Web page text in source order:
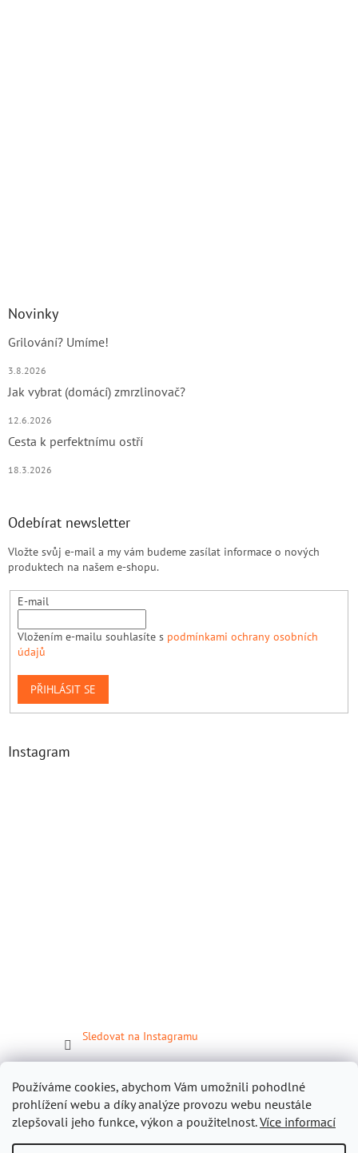
Používáme cookies, abychom Vám umožnili pohodlné
prohlížení webu a díky analýze provozu webu neustále
zlepšovali jeho funkce, výkon a použitelnost.Více informací
Novinky
Grilování? Umíme!
3.8.2026
Jak vybrat (domácí) zmrzlinovač?
12.6.2026
Cesta k perfektnímu ostří
18.3.2026
Odebírat newsletter
Vložte svůj e-mail a my vám budeme zasílat informace o nových
produktech na našem e-shopu.
E-mail
Vložením e-mailu souhlasíte s podmínkami ochrany osobních
údajů
PŘIHLÁSIT SE
Instagram
Sledovat na Instagramu
Facebook